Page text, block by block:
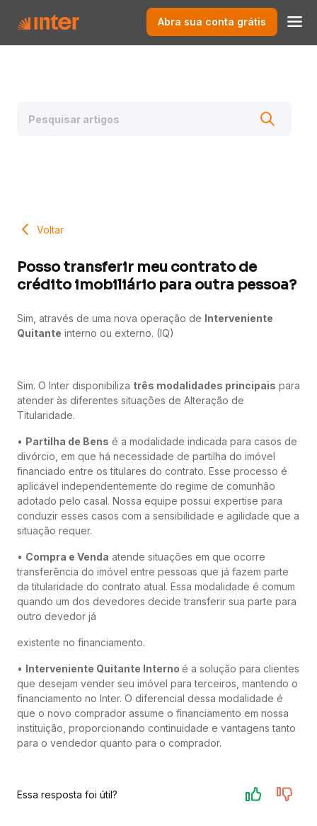
Abra sua conta grátis
Voltar
Posso transferir meu contrato de
crédito imobiliário para outra pessoa?
Sim, através de uma nova operação de Interveniente
Quitante interno ou externo. (IQ)
Sim. O Inter disponibiliza três modalidades principais para
atender às diferentes situações de Alteração de
Titularidade.
• Partilha de Bens é a modalidade indicada para casos de
divórcio, em que há necessidade de partilha do imóvel
financiado entre os titulares do contrato. Esse processo é
aplicável independentemente do regime de comunhão
adotado pelo casal. Nossa equipe possui expertise para
conduzir esses casos com a sensibilidade e agilidade que a
situação requer.
• Compra e Venda atende situações em que ocorre
transferência do imóvel entre pessoas que já fazem parte
da titularidade do contrato atual. Essa modalidade é comum
quando um dos devedores decide transferir sua parte para
outro devedor já
existente no financiamento.
• Interveniente Quitante Interno é a solução para clientes
que desejam vender seu imóvel para terceiros, mantendo o
financiamento no Inter. O diferencial dessa modalidade é
que o novo comprador assume o financiamento em nossa
instituição, proporcionando continuidade e vantagens tanto
para o vendedor quanto para o comprador.
Essa resposta foi útil?